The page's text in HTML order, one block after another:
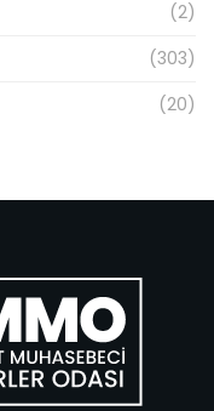
(2)
(303)
(20)